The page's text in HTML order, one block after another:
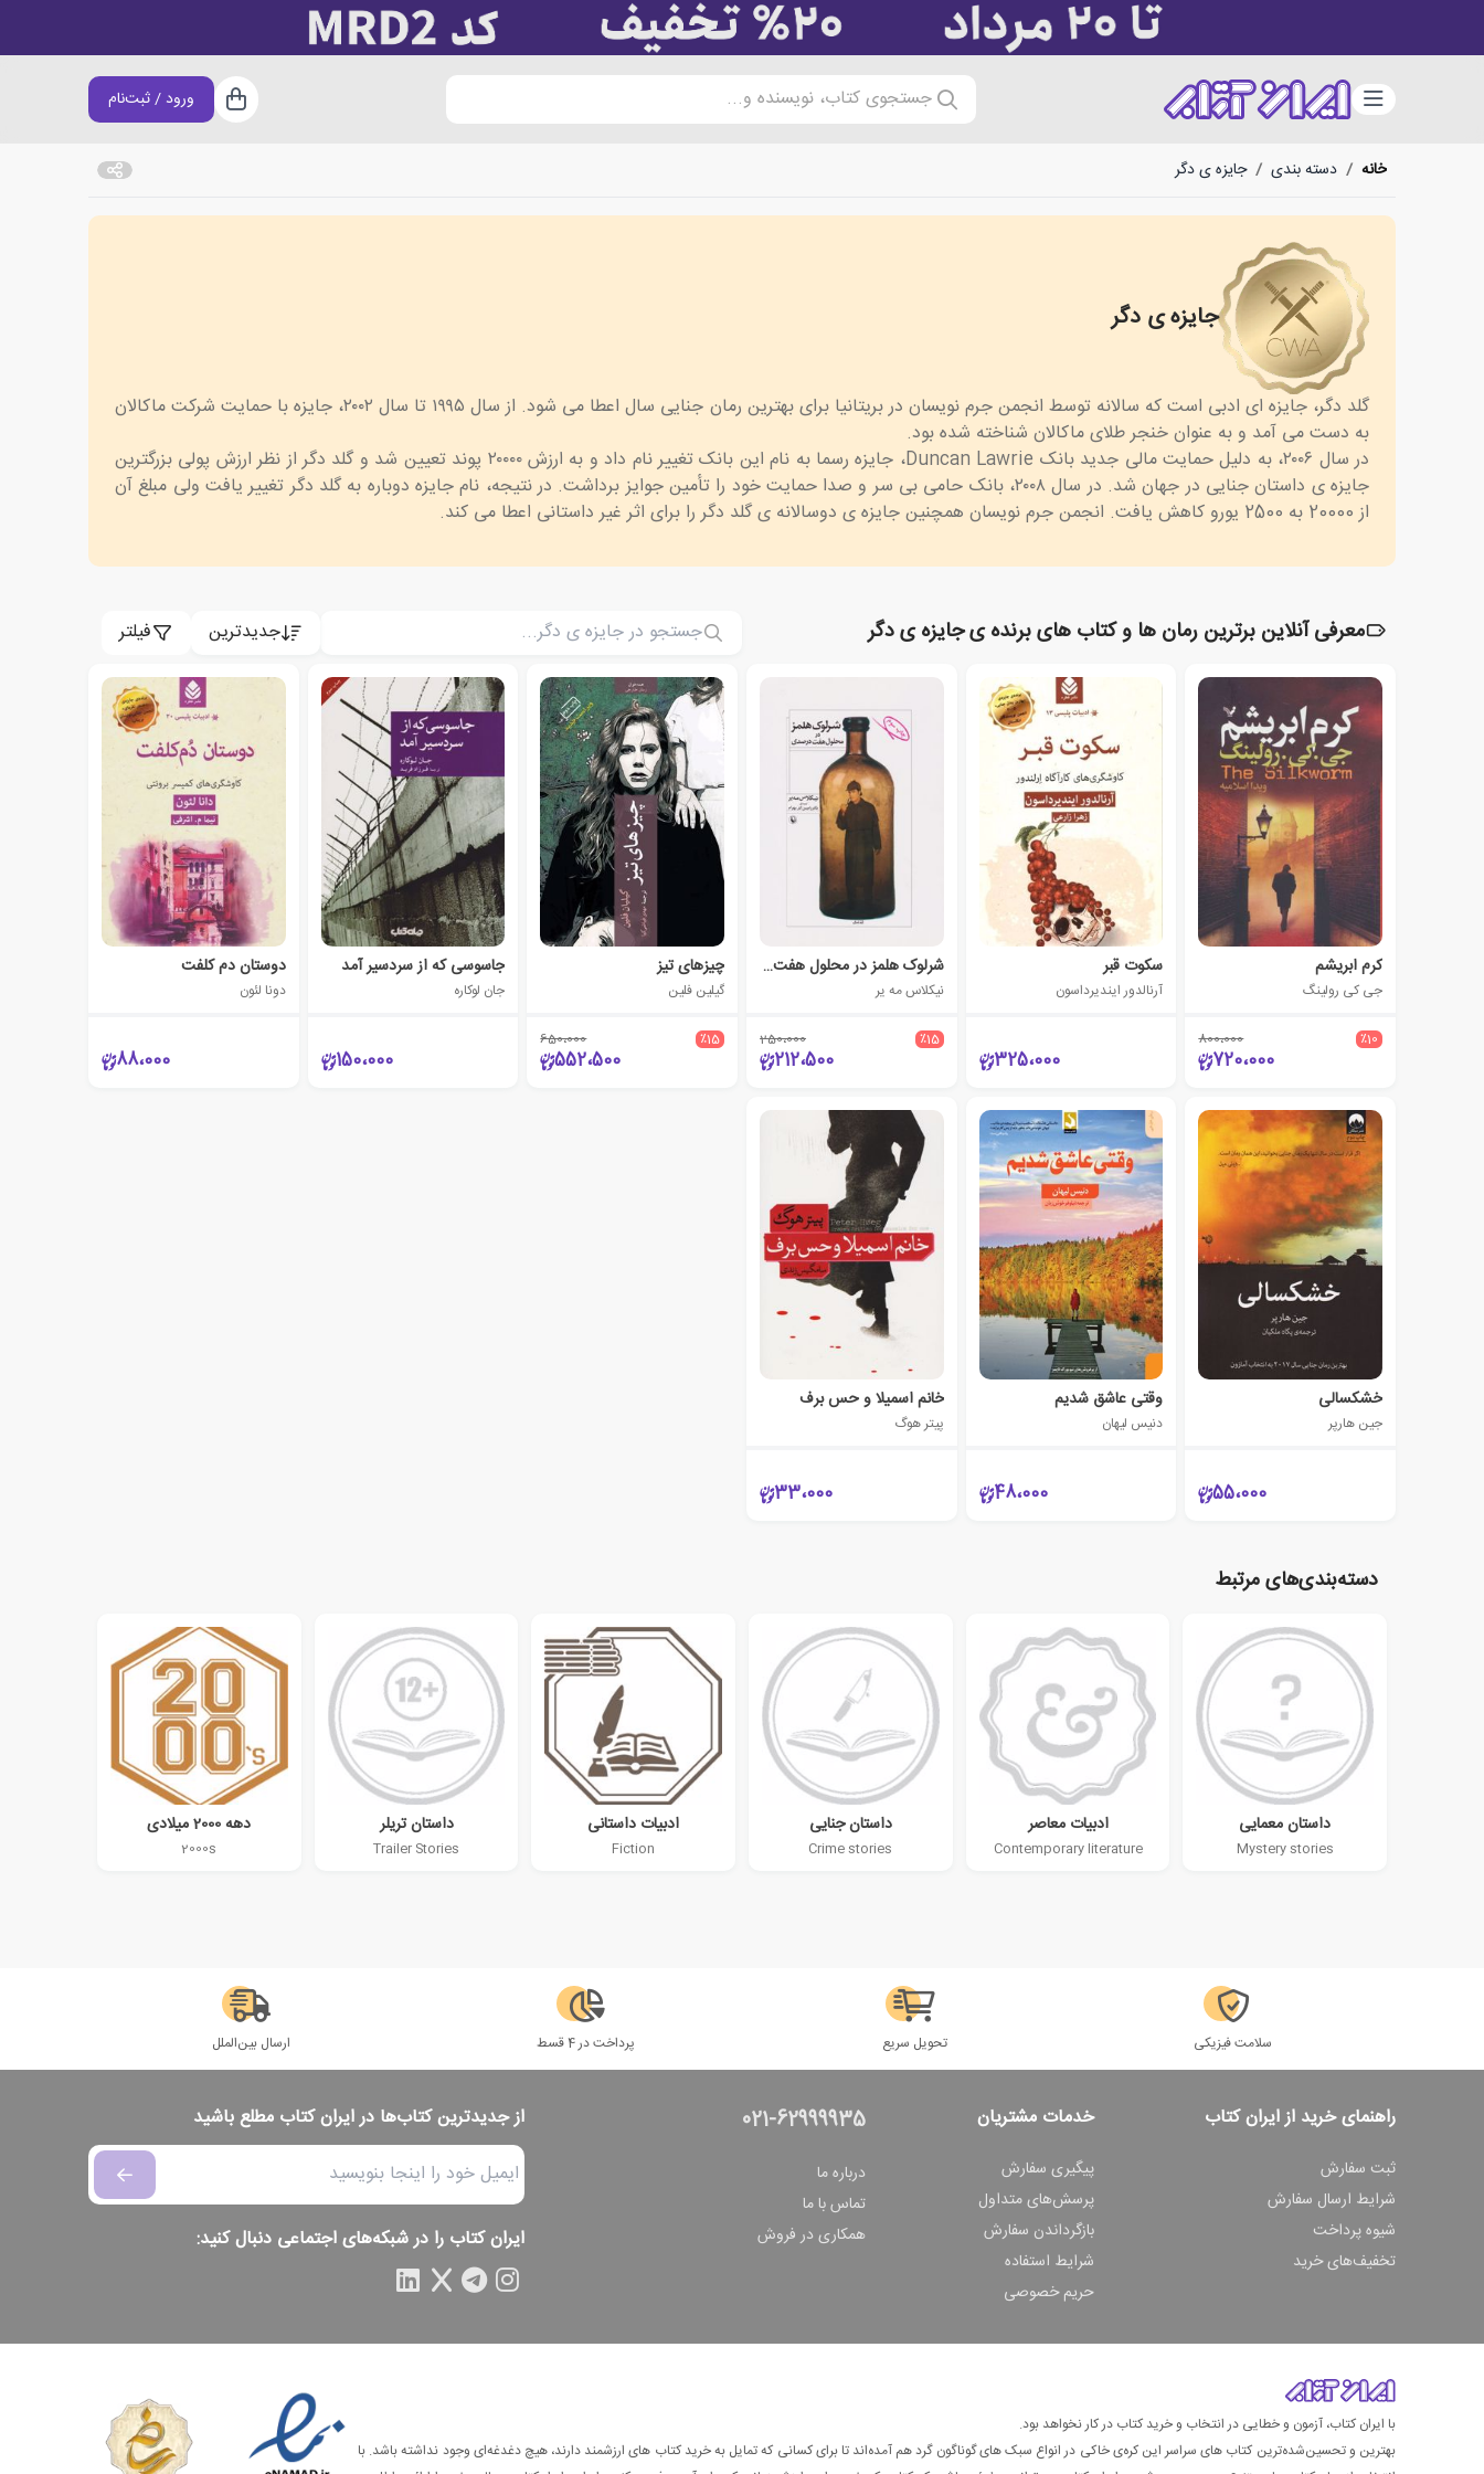
دسته‌بندی جستجوی کتاب، نویسنده و... سبد خرید
ورود / ثبت‌نام
خانه / دسته بندی / جایزه ی دگر
جایزه ی دگر
CWA
گلد دگر، جایزه ای ادبی است که سالانه توسط انجمن جرم نویسان در بریتانیا برای بهترین رمان جنایی سال اعطا می شود. از سال ۱۹۹۵ تا سال ۲۰۰۲، جایزه با حمایت شرکت ماکالان
به دست می آمد و به عنوان خنجر طلای ماکالان شناخته شده بود.
در سال ۲۰۰۶، به دلیل حمایت مالی جدید بانک Duncan Lawrie، جایزه رسما به نام این بانک تغییر نام داد و به ارزش ۲۰۰۰۰ پوند تعیین شد و گلد دگر از نظر ارزش پولی بزرگترین
جایزه ی داستان جنایی در جهان شد. در سال ۲۰۰۸، بانک حامی بی سر و صدا حمایت خود را تأمین جوایز برداشت. در نتیجه، نام جایزه دوباره به گلد دگر تغییر یافت ولی مبلغ آن
از 20000 به 2500 یورو کاهش یافت. انجمن جرم نویسان همچنین جایزه ی دوسالانه ی گلد دگر را برای اثر غیر داستانی اعطا می کند.
معرفی آنلاین برترین رمان ها و کتاب های برنده ی جایزه ی دگر جدیدترین فیلتر
کرم ابریشم
جی کی رولینگ
٪10 800،000
720،000
سکوت قبر
آرنالدور ایندیرداسون
325،000
شرلوک هلمز در محلول هفت درصدی
نیکلاس مه یر
٪15 250،000
212،500
چیزهای تیز
گیلین فلین
٪15 650،000
552،500
جاسوسی که از سردسیر آمد
جان لوکاره
150،000
دوستان دم کلفت
دونا لئون
88،000
خشکسالی
جین هارپر
55،000
وقتی عاشق شدیم
دنیس لیهان
48،000
خانم اسمیلا و حس برف
پیتر هوگ
33،000
دسته‌بندی‌های مرتبط
داستان معمایی
Mystery stories
ادبیات معاصر
Contemporary literature
داستان جنایی
Crime stories
ادبیات داستانی
Fiction
داستان تریلر
Trailer Stories
دهه 2000 میلادی
2000s
سلامت فیزیکی تحویل سریع پرداخت در 4 قسط ارسال بین‌الملل
راهنمای خرید از ایران کتاب
ثبت سفارش
شرایط ارسال سفارش
شیوه پرداخت
تخفیف‌های خرید
خدمات مشتریان
پیگیری سفارش
پرسش‌های متداول
بازگرداندن سفارش
شرایط استفاده
حریم خصوصی
021-62999935
درباره ما
تماس با ما
همکاری در فروش
از جدیدترین کتاب‌ها در ایران کتاب مطلع باشید
ایران کتاب را در شبکه‌های اجتماعی دنبال کنید:
با ایران کتاب، آزمون و خطایی در انتخاب و خرید کتاب در کار نخواهد بود.
بهترین و تحسین‌شده‌ترین کتاب‌ های سراسر این کره‌ی خاکی در انواع سبک های گوناگون گرد هم آمده‌اند تا برای کسانی که تمایل به خرید کتاب های ارزشمند دارند، هیچ دغدغه‌ای وجود نداشته باشد. با